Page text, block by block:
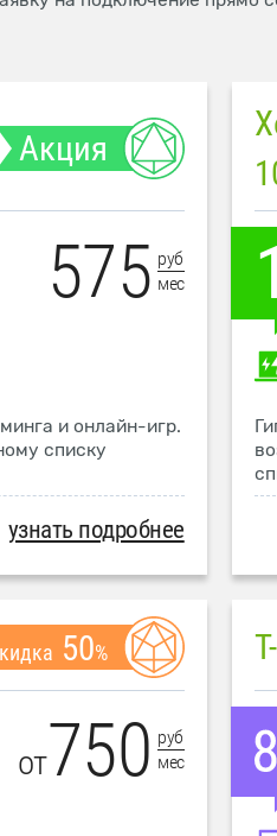
Акция
575 руб
мес
и онлайн-игр.
списку
узнать подробнее
50%
от750 руб
мес